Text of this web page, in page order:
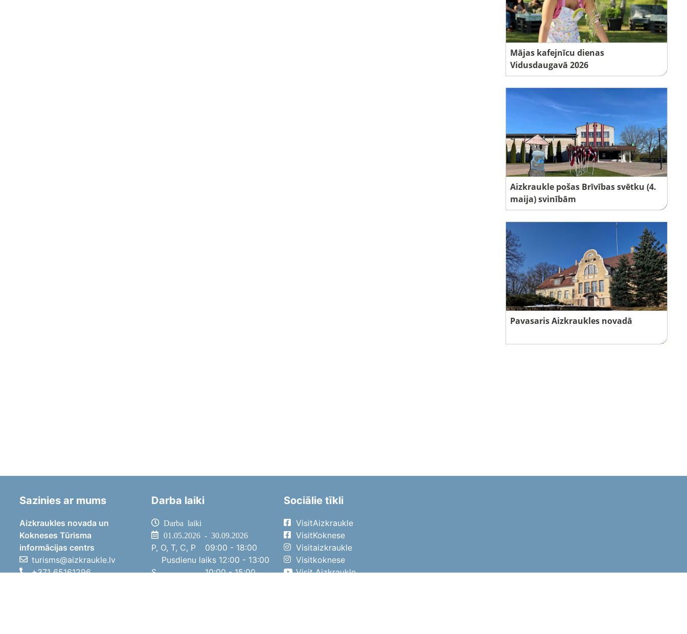
Mājas kafejnīcu dienas
Vidusdaugavā 2026
Aizkraukle pošas Brīvības svētku (4.
maija) svinībām
Pavasaris Aizkraukles novadā
Sazinies ar mums
Aizkraukles novada un
Kokneses Tūrisma
informācijas centrs
turisms@aizkraukle.lv
+371 65161296
Darba laiki
Darba laiki
01.05.2026 - 30.09.2026
P, O, T, C, P
09:00 - 18:00
Pusdienu laiks 12:00 - 13:00
S
10:00 - 15:00
Sociālie tīkli
VisitAizkraukle
VisitKoknese
Visitaizkraukle
Visitkoknese
Visit Aizkraukle